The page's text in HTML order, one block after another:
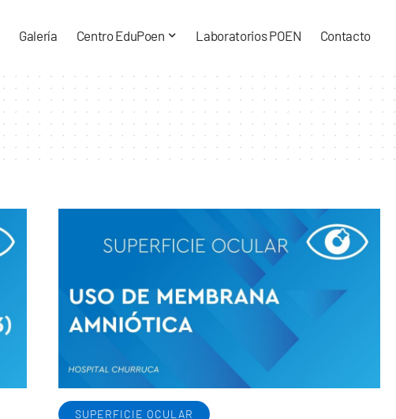
Galería Centro EduPoen Laboratorios POEN Contacto
SUPERFICIE OCULAR